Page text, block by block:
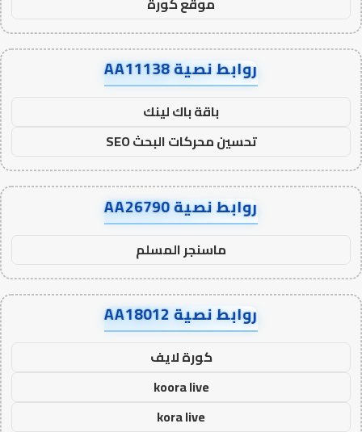
روابط نصية AA11138
باقة باك لينك
تحسين محركات البحث SEO
روابط نصية AA26790
ماسنجر المسلم
روابط نصية AA18012
كورة لايف
koora live
kora live